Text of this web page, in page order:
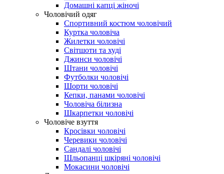
Домашні капці жіночі
Чоловічий одяг
Спортивний костюм чоловічий
Куртка чоловіча
Жилетки чоловічі
Світшоти та худі
Джинси чоловічі
Штани чоловічі
Футболки чоловічі
Шорти чоловічі
Кепки, панами чоловічі
Чоловіча білизна
Шкарпетки чоловічі
Чоловіче взуття
Кросівки чоловічі
Черевики чоловічі
Сандалі чоловічі
Шльопанці шкіряні чоловічі
Мокасини чоловічі